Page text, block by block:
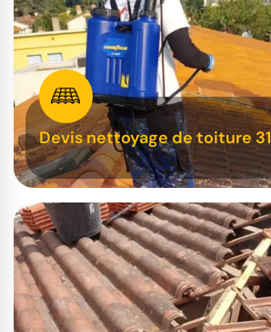
Devis nettoyage de toiture 31